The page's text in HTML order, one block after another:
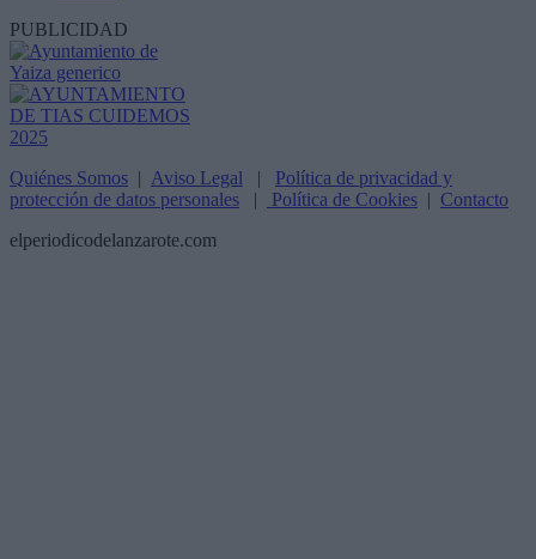
PUBLICIDAD
Quiénes Somos | Aviso Legal | Política de privacidad y
protección de datos personales | Política de Cookies | Contacto
elperiodicodelanzarote.com